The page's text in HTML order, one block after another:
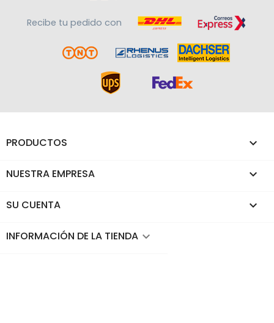
Recibe tu pedido con
PRODUCTOS 
NUESTRA EMPRESA 
SU CUENTA 
INFORMACIÓN DE LA TIENDA keyboard_arrow_down